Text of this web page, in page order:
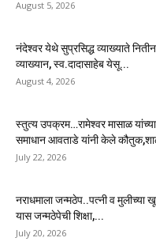
August 5, 2026
नंदेश्वर येथे सुप्रसिद्ध व्याख्याते
व्याख्यान, स्व.दादासाहेब येसू...
August 4, 2026
स्तुत्य उपक्रम…रामेश्वर मासाळ
समाधान आवताडे यांनी केले
July 22, 2026
नराधमाला जन्मठेप..पत्नी व
यास जन्मठेपेची शिक्षा,...
July 20, 2026